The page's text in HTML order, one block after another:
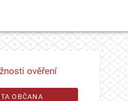
ověření
OBČANA